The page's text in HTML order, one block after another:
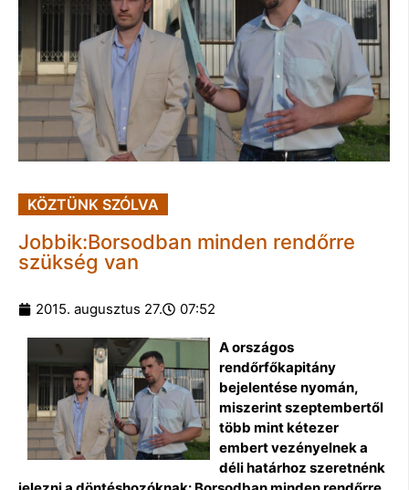
KÖZTÜNK SZÓLVA
Jobbik:Borsodban minden rendőrre
szükség van
2015. augusztus 27. 07:52
A országos
rendőrfőkapitány
bejelentése nyomán,
miszerint szeptembertől
több mint kétezer
embert vezényelnek a
déli határhoz szeretnénk